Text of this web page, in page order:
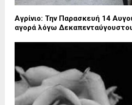
Αγρίνιο: Την Παρασκευή 14
αγορά λόγω